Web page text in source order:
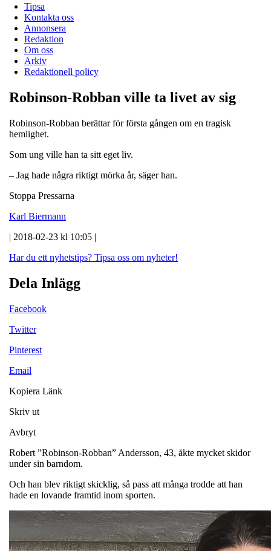
Tipsa
Kontakta oss
Annonsera
Redaktion
Om oss
Arkiv
Redaktionell policy
Robinson-Robban ville ta livet av sig
Robinson-Robban berättar för första gången om en tragisk
hemlighet.
Som ung ville han ta sitt eget liv.
– Jag hade några riktigt mörka år, säger han.
Stoppa Pressarna
Karl Biermann
| 2018-02-23 kl 10:05 |
Har du ett nyhetstips? Tipsa oss om nyheter!
Dela Inlägg
Facebook
Twitter
Pinterest
Email
Kopiera Länk
Skriv ut
Avbryt
Robert ”Robinson-Robban” Andersson, 43, åkte mycket skidor
under sin barndom.
Och han blev riktigt skicklig, så pass att många trodde att han
hade en lovande framtid inom sporten.